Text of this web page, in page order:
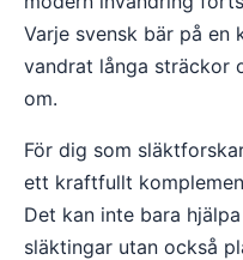
Varje svensk bär på en
vandrat långa sträckor
om.
För dig som
ett kraftfullt
Det kan inte bara
släktingar utan också